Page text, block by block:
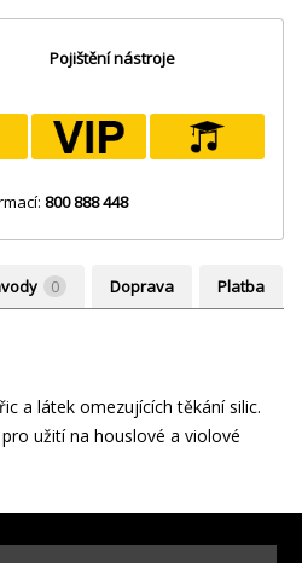
Pojištění nástroje
800 888 448
0 Doprava Platba
a látek omezujících těkání silic.
užití na houslové a violové